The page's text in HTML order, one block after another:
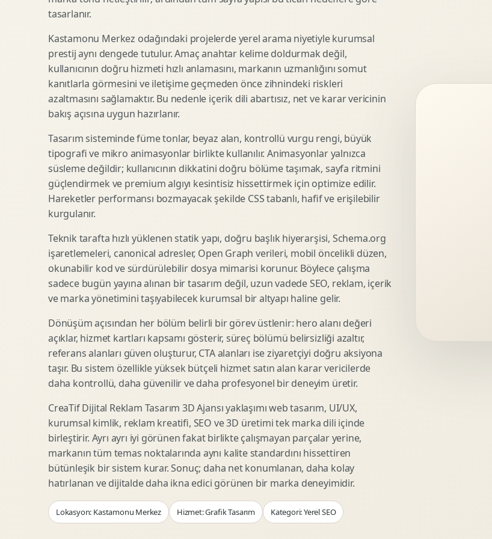
SEO Icerik Stratejisi
Schema Markup Optimizasyonu 3D Lansman Filmi Teknik Modelleme
Premium Ambalaj Tasarimi
Etiket Tasarimi
Kutu Tasarimi
Raf Gorunurlugu
Gida Ambalaj Tasarimi
Kozmetik Ambalaj Tasarimi
E Ticaret Kutu Tasarimi
Ambalaj Mockup Tasarimi
Afis Tasarimi
Brosur Tasarimi
Sosyal Medya Gorsel Tasarimi
Sunum Tasarimi
Katalog Tasarimi
Infografik Tasarimi
Fuaye Gorsel Tasarimi
Kurumsal Ilan Tasarimi
Marka Stratejisi
Marka Konumlandirma
Rekabet Analizi
Hedef Kitle Analizi
Marka Mimarisi
Deger Onerisi Tasarimi
Pazara Giris Stratejisi
Shopify Tasarim
Woocommerce Tasarim
Eticaret UX Optimizasyonu
Kategori Sayfasi Tasarimi
Sepet Odeme UX
Eticaret SEO Altyapisi
Lead Generation Landing Page
Reklam Landing Page
Webinar Landing Page
App Landing Page
Form Optimizasyonu
Sales Page Tasarimi
Display Banner Tasarimi
Video Reklam Kreatifi
Outdoor Reklam Tasarimi
Performans Kreatif Seti
Story Reklam Tasarimi
Statik Reklam Gorseli
Motion Banner Tasarimi
Logo Animasyonu
Mikro Animasyon Tasarimi
Reklam Motion Video
Arayuz Animasyonu
Sosyal Medya Motion
Webgl Deneyim Tasarimi
AI Gorsel Konsept
No Code Prototip
Veri Gorsellestirme
tasarlanır.
Kastamonu Merkez odağındaki projelerde yerel arama niyetiyle kurumsal
prestij aynı dengede tutulur. Amaç anahtar kelime doldurmak değil,
kullanıcının doğru hizmeti hızlı anlamasını, markanın uzmanlığını somut
kanıtlarla görmesini ve iletişime geçmeden önce zihnindeki riskleri
azaltmasını sağlamaktır. Bu nedenle içerik dili abartısız, net ve karar vericinin
bakış açısına uygun hazırlanır.
Tasarım sisteminde füme tonlar, beyaz alan, kontrollü vurgu rengi, büyük
tipografi ve mikro animasyonlar birlikte kullanılır. Animasyonlar yalnızca
süsleme değildir; kullanıcının dikkatini doğru bölüme taşımak, sayfa ritmini
güçlendirmek ve premium algıyı kesintisiz hissettirmek için optimize edilir.
Hareketler performansı bozmayacak şekilde CSS tabanlı, hafif ve erişilebilir
kurgulanır.
Teknik tarafta hızlı yüklenen statik yapı, doğru başlık hiyerarşisi, Schema.org
işaretlemeleri, canonical adresler, Open Graph verileri, mobil öncelikli düzen,
okunabilir kod ve sürdürülebilir dosya mimarisi korunur. Böylece çalışma
sadece bugün yayına alınan bir tasarım değil, uzun vadede SEO, reklam, içerik
ve marka yönetimini taşıyabilecek kurumsal bir altyapı haline gelir.
Dönüşüm açısından her bölüm belirli bir görev üstlenir: hero alanı değeri
açıklar, hizmet kartları kapsamı gösterir, süreç bölümü belirsizliği azaltır,
referans alanları güven oluşturur, CTA alanları ise ziyaretçiyi doğru aksiyona
taşır. Bu sistem özellikle yüksek bütçeli hizmet satın alan karar vericilerde
daha kontrollü, daha güvenilir ve daha profesyonel bir deneyim üretir.
CreaTif Dijital Reklam Tasarım 3D Ajansı yaklaşımı web tasarım, UI/UX,
kurumsal kimlik, reklam kreatifi, SEO ve 3D üretimi tek marka dili içinde
birleştirir. Ayrı ayrı iyi görünen fakat birlikte çalışmayan parçalar yerine,
markanın tüm temas noktalarında aynı kalite standardını hissettiren
bütünleşik bir sistem kurar. Sonuç; daha net konumlanan, daha kolay
hatırlanan ve dijitalde daha ikna edici görünen bir marka deneyimidir.
Lokasyon: Kastamonu Merkez Hizmet: Grafik Tasarım Kategori: Yerel SEO